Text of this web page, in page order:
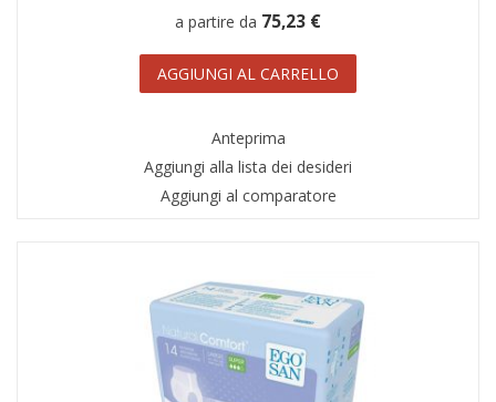
a partire da 75,23 €
AGGIUNGI AL CARRELLO
Anteprima
Aggiungi alla lista dei desideri
Aggiungi al comparatore